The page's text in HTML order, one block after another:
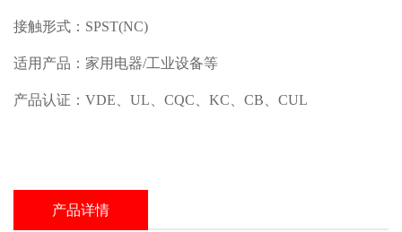
接触形式：SPST(NC)
适用产品：家用电器/工业设备等
产品认证：VDE、UL、CQC、KC、CB、CUL
产品详情